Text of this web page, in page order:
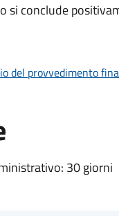
si conclude
del provvedimento
30 giorni